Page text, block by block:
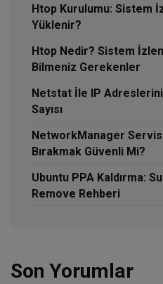
Htop Kurulumu: Sistem
Yüklenir?
Htop Nedir? Sistem
Bilmeniz Gerekenler
Netstat İle IP Adreslerini
Sayısı
NetworkManager
Bırakmak Güvenli Mi?
Ubuntu PPA Kaldırma:
Remove Rehberi
Son Yorumlar